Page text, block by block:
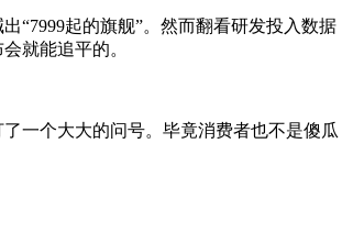
“7999起的旗舰”。然而翻看研发投入数
就能追平的。
一个大大的问号。毕竟消费者也不是傻